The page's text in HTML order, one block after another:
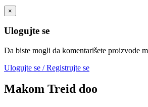
×
Ulogujte se
Da biste mogli da komentarišete proizvode
Ulogujte se / Registrujte se
Makom Treid doo